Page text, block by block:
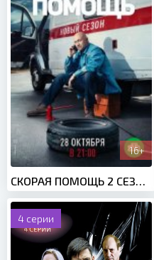
16+
СКОРАЯ ПОМОЩЬ 2 СЕЗОН (2019)
4 серии